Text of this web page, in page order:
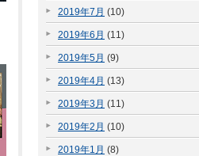
2019年7月 (10)
2019年6月 (11)
2019年5月 (9)
2019年4月 (13)
2019年3月 (11)
2019年2月 (10)
2019年1月 (8)